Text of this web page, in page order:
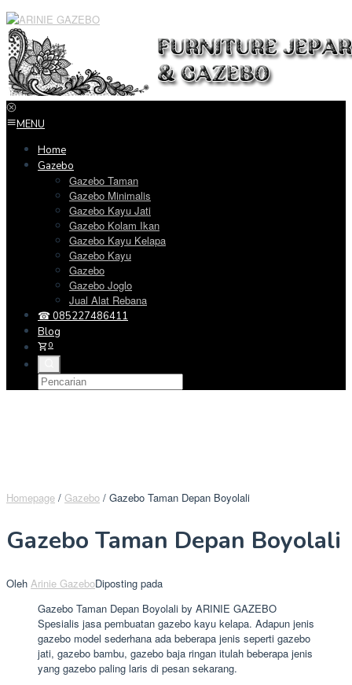
Loncat
ke
konten
MENU
Home
Gazebo
Gazebo Taman
Gazebo Minimalis
Gazebo Kayu Jati
Gazebo Kolam Ikan
Gazebo Kayu Kelapa
Gazebo Kayu
Gazebo
Gazebo Joglo
Jual Alat Rebana
☎ 085227486411
Blog
0
Homepage / Gazebo / Gazebo Taman Depan Boyolali
Gazebo Taman Depan Boyolali
Oleh Arinie GazeboDiposting pada
Gazebo Taman Depan Boyolali by ARINIE GAZEBO
Spesialis jasa pembuatan gazebo kayu kelapa. Adapun jenis
gazebo model sederhana ada beberapa jenis seperti gazebo
jati, gazebo bambu, gazebo baja ringan itulah beberapa jenis
yang gazebo paling laris di pesan sekarang.